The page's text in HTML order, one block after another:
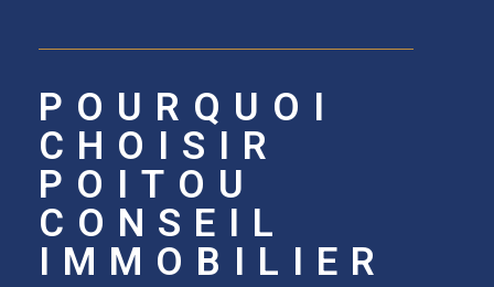
POURQUOI
CHOISIR
POITOU
CONSEIL
IMMOBILIER